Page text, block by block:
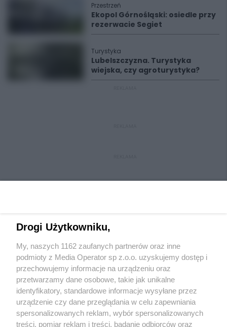
Przestrzeń
Ekopol Górnośląski: osiedle przy
rezerwacie Segiet
Turystyka
Lubelszczyzna. Turystyka
wiejska, czy agroturystyka?
Wydawca mediówlokalnych
Nie zapomnij
Drogi Użytkowniku,
My, naszych 1162 zaufanych partnerów oraz inne
podmioty z Media Operator sp z.o.o. uzyskujemy dostęp i
przechowujemy informacje na urządzeniu oraz
przetwarzamy dane osobowe, takie jak unikalne
identyfikatory, standardowe informacje wysyłane przez
urządzenie czy dane przeglądania w celu zapewniania
spersonalizowanych reklam, wybór spersonalizowanych
treści, pomiar reklam i treści, badanie odbiorców oraz